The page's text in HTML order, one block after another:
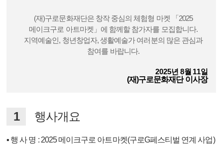
(재)구로문화재단은 창작 중심의 체험형 마켓 「2025
메이크구로 아트마켓」에 함께할 참가자를 모집합니다.
지역예술인, 청년창업자, 생활예술가 여러분의 많은 관심과
참여를 바랍니다.
2025년 8월 11일
(재)구로문화재단 이사장
1 행사개요
▪ 행 사 명 : 2025 메이크구로 아트마켓(구로G페스티벌 연계 사업)